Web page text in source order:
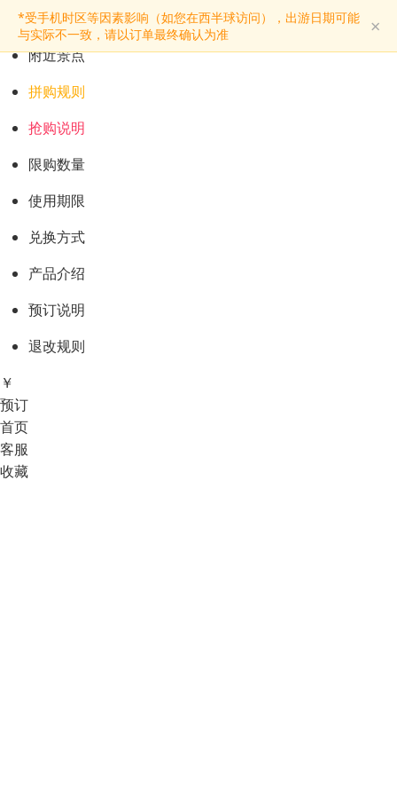
*受手机时区等因素影响（如您在西半球访问），出游日期可能
与实际不一致，请以订单最终确认为准
×
预订购票
景点介绍
附近景点
拼购规则
抢购说明
限购数量
使用期限
兑换方式
产品介绍
预订说明
退改规则
￥
预订
首页
客服
收藏